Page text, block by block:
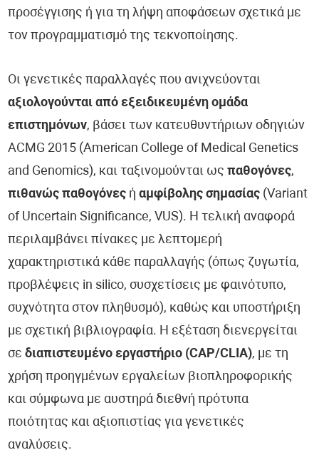
προσέγγισης ή για τη λήψη αποφάσεων σχετικά με
τον προγραμματισμό της τεκνοποίησης.
Οι γενετικές παραλλαγές που ανιχνεύονται
αξιολογούνται από εξειδικευμένη ομάδα
επιστημόνων, βάσει των κατευθυντήριων οδηγιών
ACMG 2015 (American College of Medical Genetics
and Genomics), και ταξινομούνται ωςπαθογόνες,
πιθανώς παθογόνες ήαμφίβολης σημασίας (Variant
of Uncertain Significance, VUS). Η τελική αναφορά
περιλαμβάνει πίνακες με λεπτομερή
χαρακτηριστικά κάθε παραλλαγής (όπως ζυγωτία,
προβλέψεις in silico, συσχετίσεις με φαινότυπο,
συχνότητα στον πληθυσμό), καθώς και υποστήριξη
με σχετική βιβλιογραφία. Η εξέταση διενεργείται
σεδιαπιστευμένο εργαστήριο (CAP/CLIA), με τη
χρήση προηγμένων εργαλείων βιοπληροφορικής
και σύμφωνα με αυστηρά διεθνή πρότυπα
ποιότητας και αξιοπιστίας για γενετικές
αναλύσεις.